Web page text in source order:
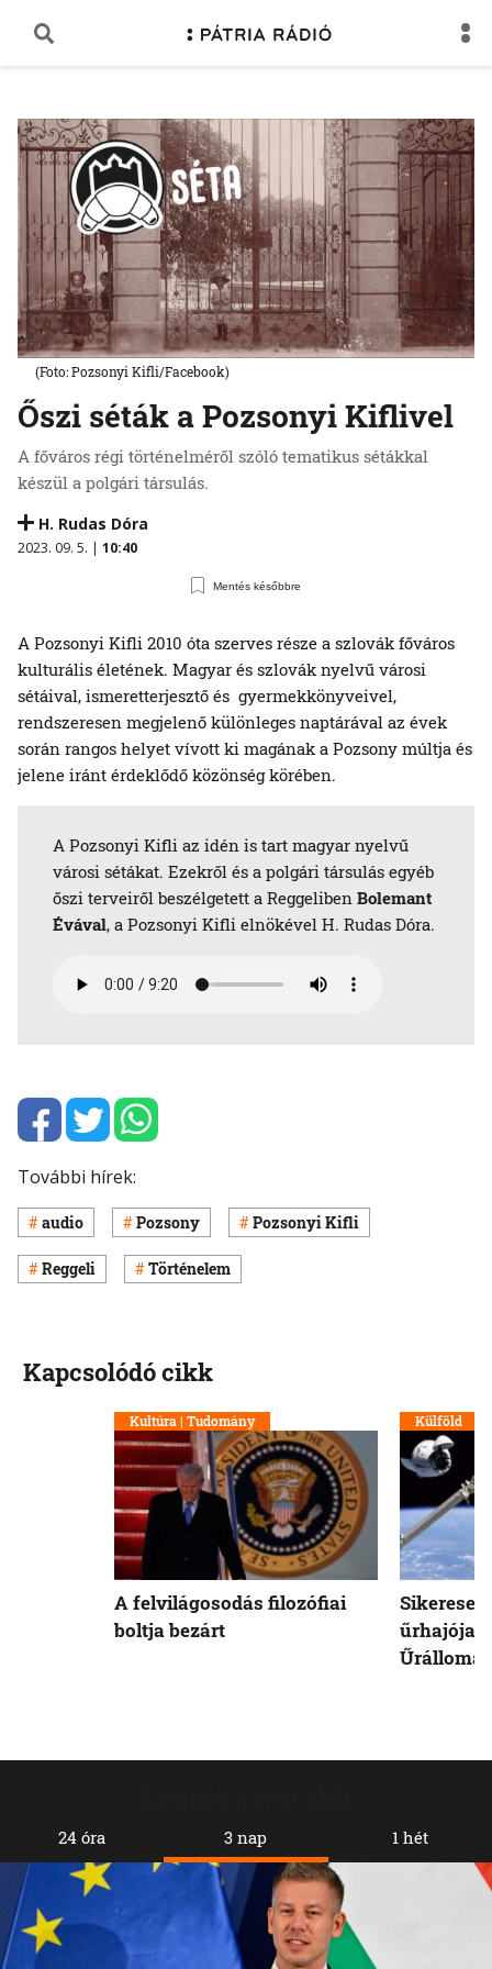
Őszi séták a Pozsonyi Kiflivel
A főváros régi történelméről szóló tematikus sétákkal
készül a polgári társulás.
H. Rudas Dóra
2023. 09. 5. | 10:40
Mentés későbbre
(Foto: Pozsonyi Kifli/Facebook)
A Pozsonyi Kifli 2010 óta szerves része a szlovák főváros
kulturális életének. Magyar és szlovák nyelvű városi
sétáival, ismeretterjesztő és gyermekkönyveivel,
rendszeresen megjelenő különleges naptárával az évek
során rangos helyet vívott ki magának a Pozsony múltja és
jelene iránt érdeklődő közönség körében.
A Pozsonyi Kifli az idén is tart magyar nyelvű
városi sétákat. Ezekről és a polgári társulás egyéb
őszi terveiről beszélgetett a Reggeliben Bolemant
Évával, a Pozsonyi Kifli elnökével H. Rudas Dóra.
További hírek:
audio Pozsony Pozsonyi Kifli
Reggeli Történelem
24 óra 3 nap 1 hét
Kapcsolódó cikk
Kultúra | Tudomány
A felvilágosodás filozófiai
boltja bezárt
Külföld
űrhajója